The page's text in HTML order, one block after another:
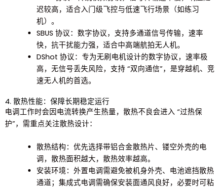
迟较高，适合入门级飞控与低速飞行场景（如练习
机）。
SBUS 协议：数字协议，支持多通道信号传输，速率
快，抗干扰能力强，适合中高端航拍无人机。
DShot 协议：专为无刷电机设计的数字协议，速率极
高，无信号丢失风险，支持 “双向通信”，是穿越机、竞
速无人机的首选。
4. 散热性能：保障长期稳定运行
电调工作时会因电流转换产生热量，散热不良会进入 “过热保
护”，需重点关注散热设计：
散热结构：优先选择带铝合金散热片、镂空外壳的电
调，散热面积越大，散热效率越高。
安装环境：外置电调需避免被机身外壳、电池遮挡散热
通道；集成式电调需确保安装面通风良好，必要时可粘